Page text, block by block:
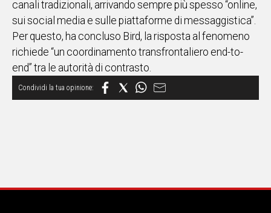
canali tradizionali, arrivando sempre più spesso “online,
sui social media e sulle piattaforme di messaggistica”.
Per questo, ha concluso Bird, la risposta al fenomeno
richiede “un coordinamento transfrontaliero end-to-
end” tra le autorità di contrasto.